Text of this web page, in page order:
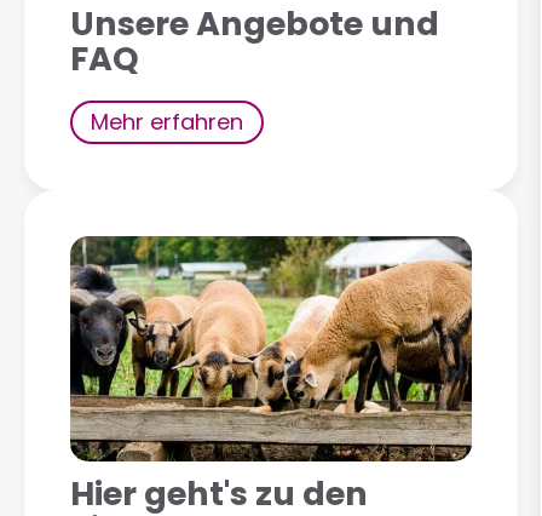
Unsere Angebote und
FAQ
Mehr erfahren
Hier geht's zu den